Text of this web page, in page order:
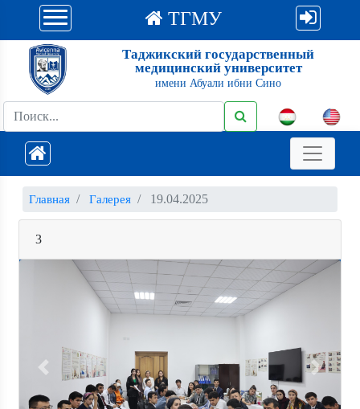
ТГМУ
Таджикский государственный
медицинский университет
имени Абуали ибни Сино
Главная Галерея 19.04.2025
3
Previous Next